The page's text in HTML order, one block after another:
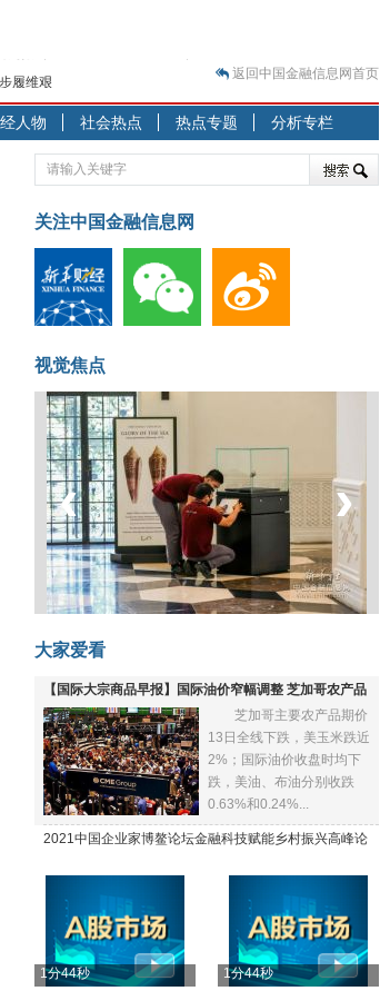
履维艰
何浴火重生？
商的转型突围之旅
报（2020. 07.27—2020.07.31）
性存款玩起“跷跷板” 结构性失衡藏
资金利率明显下行
年期债表现最弱
粕涨势喜人
，全产业链解析
报（2020. 08.17—2020.08.21）
返回中国金融信息网首页
人物 社会热点 热点专题 分析专栏
关注中国金融信息网
视觉焦点
菲律宾：防疫降级
‹ ›
大家爱看
【国际大宗商品早报】国际油价窄幅调整 芝加哥农产品
全线下跌
芝加哥主要农产品期价
13日全线下跌，美玉米跌近
2%；国际油价收盘时均下
跌，美油、布油分别收跌
0.63%和0.24%...
2021中国企业家博鳌论坛金融科技赋能乡村振兴高峰论
1分44秒
1分44秒